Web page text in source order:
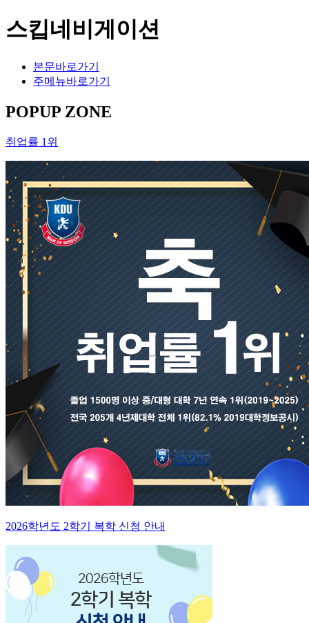
스킵네비게이션
본문바로가기
주메뉴바로가기
POPUP ZONE
취업률 1위
2026학년도 2학기 복학 신청 안내